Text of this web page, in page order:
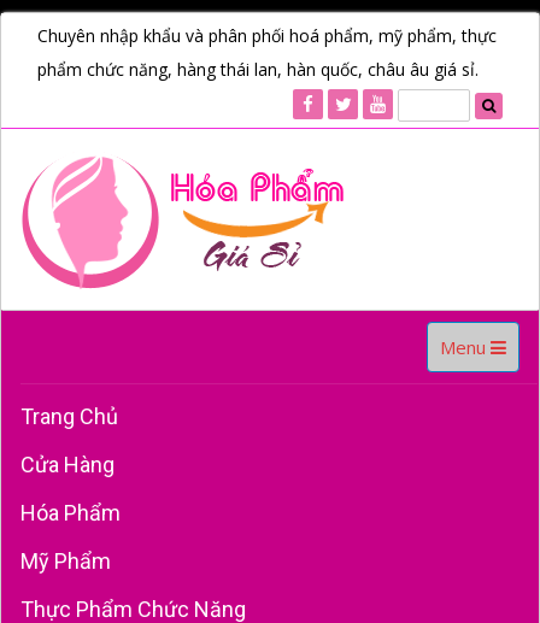
Chuyên nhập khẩu và phân phối hoá phẩm, mỹ phẩm, thực
phẩm chức năng, hàng thái lan, hàn quốc, châu âu giá sỉ.
Toggle
navigation
Menu
Trang Chủ
Cửa Hàng
Hóa Phẩm
Mỹ Phẩm
Thực Phẩm Chức Năng